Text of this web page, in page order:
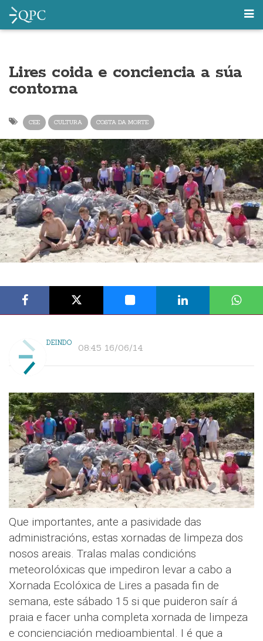
Lires coida e conciencia a súa
contorna
CEE CULTURA COSTA DA MORTE
DEINDO 08:45 16/06/14
Que importantes, ante a pasividade das
administracións, estas xornadas de limpeza dos
nosos areais. Tralas malas condicións
meteorolóxicas que impediron levar a cabo a
Xornada Ecolóxica de Lires a pasada fin de
semana, este sábado 15 si que puideron saír á
praia e facer unha completa xornada de limpeza
e concienciación medioambiental. I é que a